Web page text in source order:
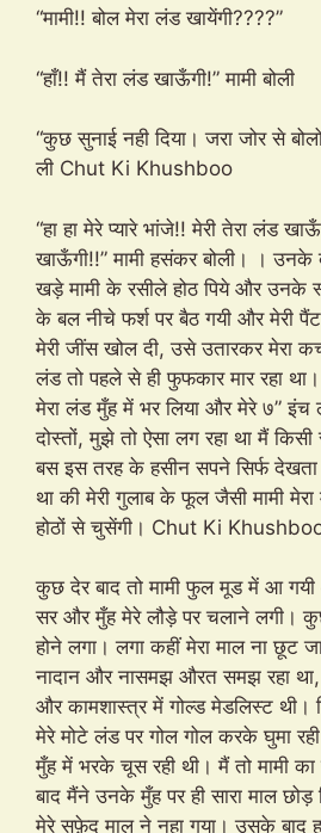
“मामी!! बोल मेरा लंड खायेंगी????”
“हाँ!! मैं तेरा लंड खाऊँगी!” मामी बोली
“कुछ सुनाई नही दिया। जरा जोर से
ली Chut Ki Khushboo
“हा हा मेरे प्यारे भांजे!! मेरी तेरा लंड
खाऊँगी!!” मामी हसंकर बोली। ।
खड़े मामी के रसीले होठ पिये और उनके
के बल नीचे फर्श पर बैठ गयी और मेरी
मेरी जींस खोल दी, उसे उतारकर मेरा
लंड तो पहले से ही फुफकार मार रहा
मेरा लंड मुँह में भर लिया और मेरे ७” इंच
दोस्तों, मुझे तो ऐसा लग रहा था मैं
बस इस तरह के हसीन सपने सिर्फ देखता
था की मेरी गुलाब के फूल जैसी मामी
होठों से चुसेंगी। Chut Ki
कुछ देर बाद तो मामी फुल मूड में आ
सर और मुँह मेरे लौड़े पर चलाने लगी।
होने लगा। लगा कहीं मेरा माल ना छूट
नादान और नासमझ औरत समझ रहा था,
और कामशास्त्र में गोल्ड मेडलिस्ट थी।
मेरे मोटे लंड पर गोल गोल करके घुमा
मुँह में भरके चूस रही थी। मैं तो मामी
बाद मैंने उनके मुँह पर ही सारा माल छोड़
मेरे सफ़ेद माल ने नहा गया। उसके बाद